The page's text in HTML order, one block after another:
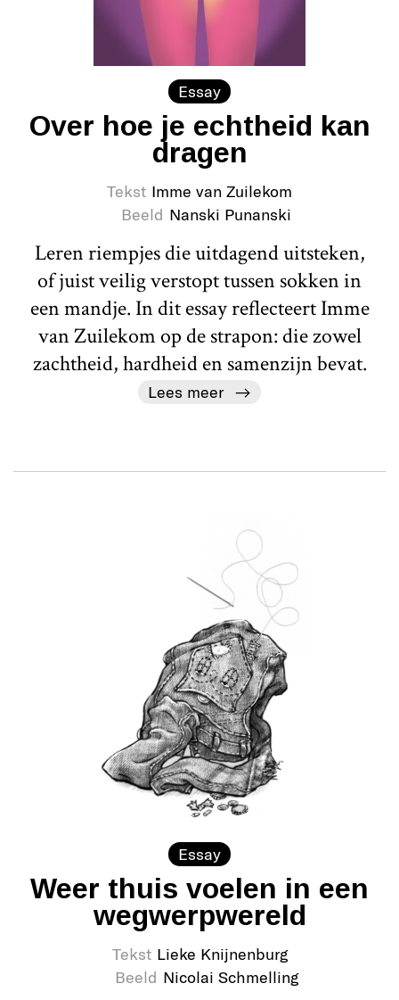
Essay
Over hoe je echtheid kan
dragen
Tekst Imme van Zuilekom
Beeld Nanski Punanski
Leren riempjes die uitdagend uitsteken,
of juist veilig verstopt tussen sokken in
een mandje. In dit essay reflecteert Imme
van Zuilekom op de strapon: die zowel
zachtheid, hardheid en samenzijn bevat.
Lees meer
Essay
Weer thuis voelen in een
wegwerpwereld
Tekst Lieke Knijnenburg
Beeld Nicolai Schmelling